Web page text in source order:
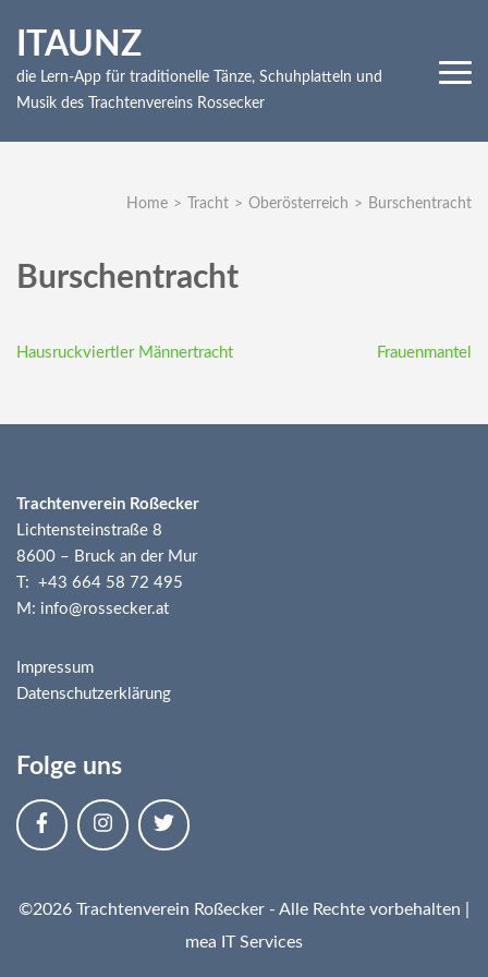
ITAUNZ
die Lern-App für traditionelle Tänze, Schuhplatteln und
Musik des Trachtenvereins Rossecker
Home > Tracht > Oberösterreich > Burschentracht
Burschentracht
Beitragsnavigation
Hausruckviertler Männertracht Frauenmantel
Trachtenverein Roßecker
Lichtensteinstraße 8
8600 – Bruck an der Mur
T: +43 664 58 72 495
M: info@rossecker.at
Impressum
Datenschutzerklärung
Folge uns
©2026 Trachtenverein Roßecker - Alle Rechte vorbehalten |
mea IT Services